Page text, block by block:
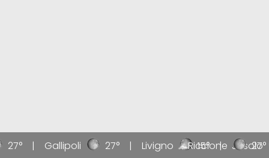
27° Gallipoli 27° Livigno 15° Jesolo
Riccione 27°